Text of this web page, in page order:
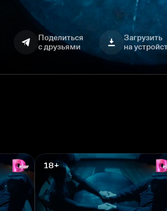
Поделиться
с друзьями
Загрузить
на
18+